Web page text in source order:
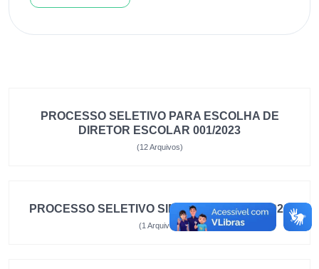
PROCESSO SELETIVO PARA ESCOLHA DE
DIRETOR ESCOLAR 001/2023
(12 Arquivos)
PROCESSO SELETIVO SIMPLIFICADO 001/2020
(1 Arquivos)